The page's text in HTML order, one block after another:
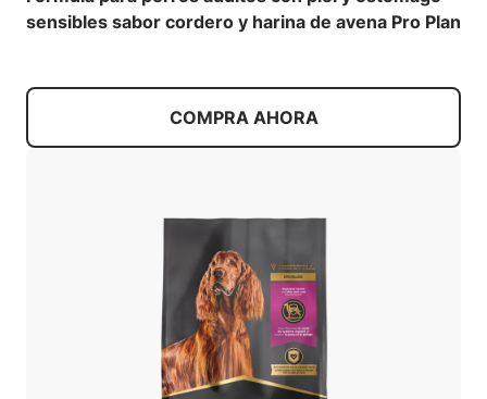
sensibles sabor cordero y harina de avena Pro Plan
COMPRA AHORA